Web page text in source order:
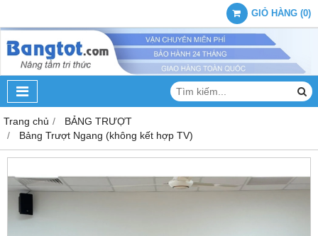
GIỎ HÀNG (0)
Trang chủ
BẢNG TRƯỢT
Bảng Trượt Ngang (không kết hợp TV)